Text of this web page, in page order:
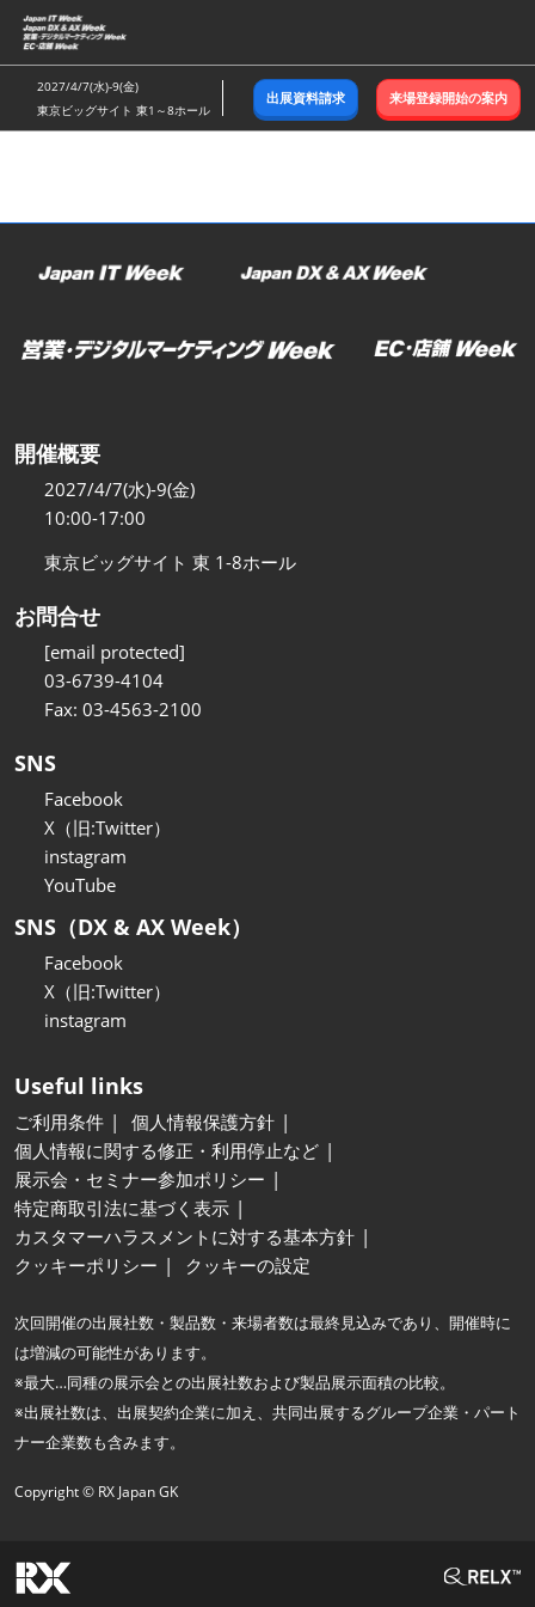
ス
キ
ッ
し
む
2027/4/7(水)-9(金)
東京ビッグサイト 東1～8ホール
出展資料請求 来場登録開始の案内
開催概要
2027/4/7(水)-9(金)
10:00-17:00
東京ビッグサイト 東 1-8ホール
お問合せ
[email protected]
03-6739-4104
Fax: 03-4563-2100
SNS
Facebook
X（旧:Twitter）
instagram
YouTube
SNS（DX & AX Week）
Facebook
X（旧:Twitter）
instagram
Useful links
ご利用条件
個人情報保護方針
個人情報に関する修正・利用停止など
展示会・セミナー参加ポリシー
特定商取引法に基づく表示
カスタマーハラスメントに対する基本方針
クッキーポリシー
クッキーの設定
次回開催の出展社数・製品数・来場者数は最終見込みであり、開催時に
は増減の可能性があります。
※最大…同種の展示会との出展社数および製品展示面積の比較。
※出展社数は、出展契約企業に加え、共同出展するグループ企業・パート
ナー企業数も含みます。
Copyright © RX Japan GK